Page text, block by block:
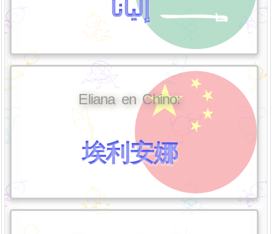
إليانا
Eliana en Chino:
埃利安娜